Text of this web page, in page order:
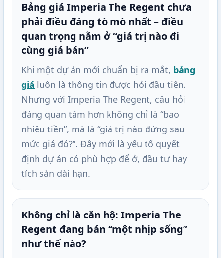
Bảng giá Imperia The Regent chưa
phải điều đáng tò mò nhất – điều
quan trọng nằm ở “giá trị nào đi
cùng giá bán”
Khi một dự án mới chuẩn bị ra mắt, bảng
giá luôn là thông tin được hỏi đầu tiên.
Nhưng với Imperia The Regent, câu hỏi
đáng quan tâm hơn không chỉ là “bao
nhiêu tiền”, mà là “giá trị nào đứng sau
mức giá đó?”. Đây mới là yếu tố quyết
định dự án có phù hợp để ở, đầu tư hay
tích sản dài hạn.
Không chỉ là căn hộ: Imperia The
Regent đang bán “một nhịp sống”
như thế nào?